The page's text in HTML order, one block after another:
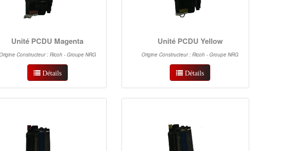
Unité PCDU Magenta
Constructeur : Ricoh - Groupe NRG
Détails
Unité PCDU Yellow
Origine Constructeur : Ricoh - Groupe NRG
Détails